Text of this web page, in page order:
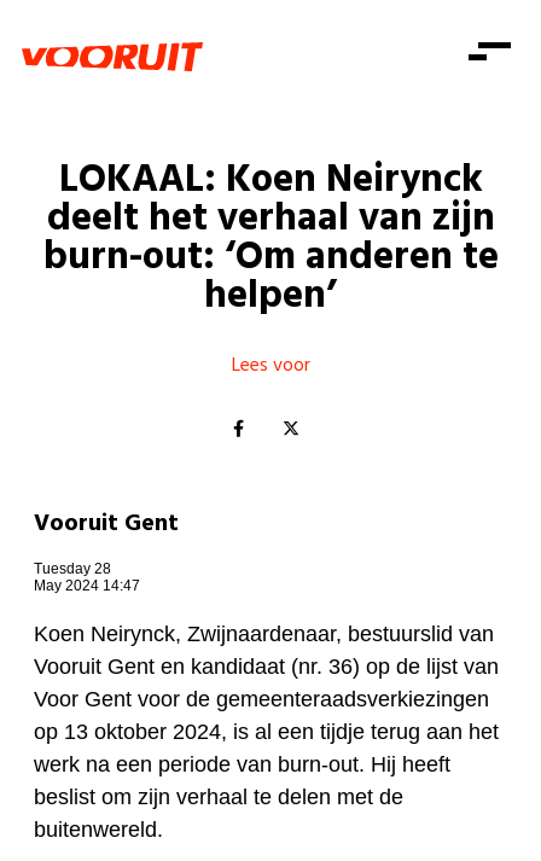
Zorg
Gelijke kansen
Welzijn
Kinderen en jongeren
Onze mensen
Standpunten
Vacatures
Doe mee
Doe mee
Word lid
Shop
Zoeken
Login
Login
LOKAAL: Koen Neirynck
deelt het verhaal van zijn
burn-out: ‘Om anderen te
helpen’
Lees voor
Vooruit Gent
Tuesday 28
May 2024 14:47
Koen Neirynck, Zwijnaardenaar, bestuurslid van
Vooruit Gent en kandidaat (nr. 36) op de lijst van
Voor Gent voor de gemeenteraadsverkiezingen
op 13 oktober 2024, is al een tijdje terug aan het
werk na een periode van burn-out. Hij heeft
beslist om zijn verhaal te delen met de
buitenwereld.